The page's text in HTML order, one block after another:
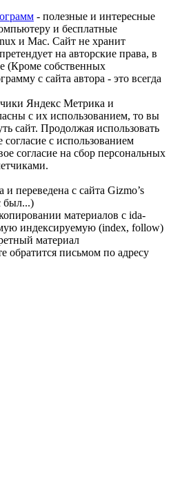
- полезные и интересные
и бесплатные
и Mac. Сайт не хранит
на авторские права, в
(Кроме собственных
с сайта автора - это всегда
Яндекс Метрика и
с их использованием, то вы
сайт. Продолжая использовать
с использованием
согласие на сбор персональных
и переведена с сайта Gizmo’s
был...)
материалов с ida-
индексируемую (index, follow)
материал
обратится письмом по адресу